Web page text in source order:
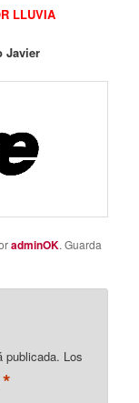
LLUVIA
Javier
adminOK. Guarda
publicada. Los
*